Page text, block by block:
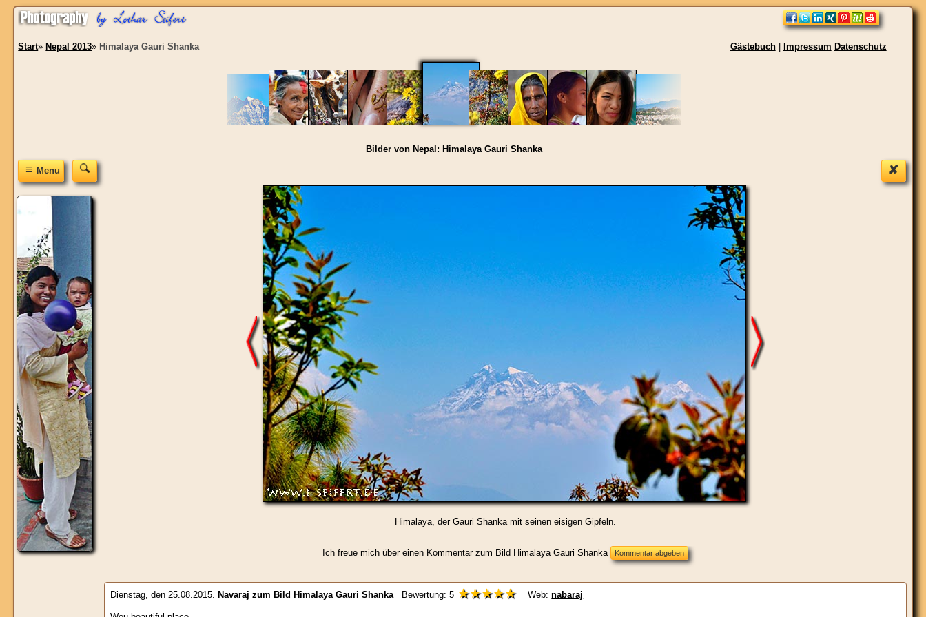
Gästebuch| Impressum Datenschutz
Start» Nepal 2013» Himalaya Gauri Shanka
Bilder von Nepal: Himalaya Gauri Shanka
✘
≡Menu
Himalaya, der Gauri Shanka mit seinen eisigen Gipfeln.
Ich freue mich über einen Kommentar zum Bild Himalaya Gauri Shanka
Dienstag, den 25.08.2015.Navaraj zum BildHimalaya Gauri Shanka Bewertung:5 ★★★★★ Web:nabaraj